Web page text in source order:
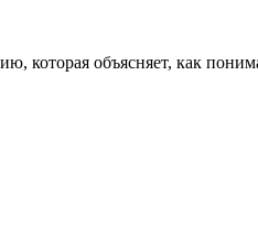
которая объясняет, как